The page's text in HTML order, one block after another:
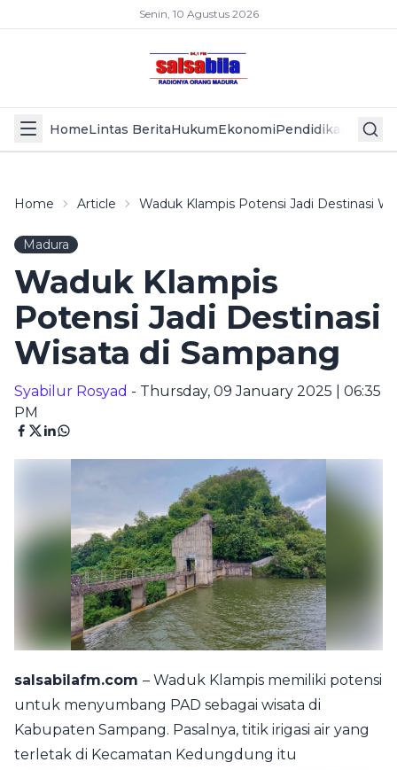
Senin, 10 Agustus 2026
HomeLintas BeritaHukumEkonomiPendidikan Politik
Home Article Waduk Klampis Potensi Jadi Destinasi
Madura
Waduk Klampis
Potensi Jadi Destinasi
Wisata di Sampang
Syabilur Rosyad - Thursday, 09 January 2025 | 06:35
PM
salsabilafm.com – Waduk Klampis memiliki potensi
untuk menyumbang PAD sebagai wisata di
Kabupaten Sampang. Pasalnya, titik irigasi air yang
terletak di Kecamatan Kedungdung itu